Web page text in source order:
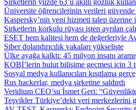
Üniversite öğrencilerinin verileri güvende
Kaspersky’nin yeni hizmeti talep üzerine
Şirketlerin korkulu rüyası işten ayrılan
ESET hem kalitesi hem de değerleriyle
Siber dolandırıcılık vakaları yükselişte
Ülke ayağa kalktı: 45 milyon insanı
KOBİ’lerin bulut bilişime geçmesi için 3
Sosyal medya kullanıcıları kısıtlama
Rus hackerlar, medya şirketine saldırdı
Veridium CEO’su İsmet Geri:
Teşvikler Türkiye’deki veri merkezlerini